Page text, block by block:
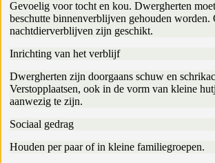
Gevoelig voor tocht en kou. Dwergherten
beschutte binnenverblijven gehouden worden.
nachtdierverblijven zijn geschikt.
Inrichting van het verblijf
Dwergherten zijn doorgaans schuw en
Verstopplaatsen, ook in de vorm van kleine
aanwezig te zijn.
Sociaal gedrag
Houden per paar of in kleine familiegroepen.